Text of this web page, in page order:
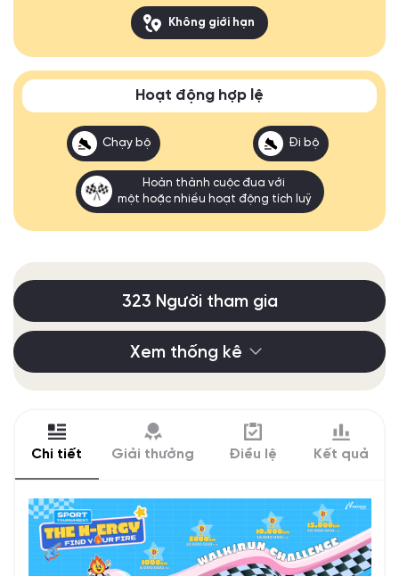
Không giới hạn
Hoạt động hợp lệ
Chạy bộ Đi bộ
Hoàn thành cuộc đua với
một hoặc nhiều hoạt động tích luỹ
323 Người tham gia
Xem thống kê
Chi tiết Giải thưởng Điều lệ Kết quả